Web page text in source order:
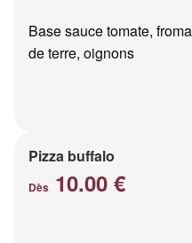
Base sauce tomate,
de terre, oignons
Pizza buffalo
Dès 10.00 €